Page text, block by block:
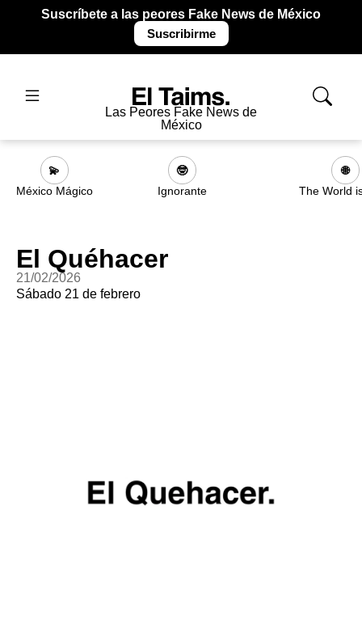
Suscríbete a las peores Fake News de México
Suscribirme
Las Peores Fake News de
México
💫
México Mágico
🤓
Ignorante
🌐
The World
El Quéhacer
21/02/2026
Sábado 21 de febrero